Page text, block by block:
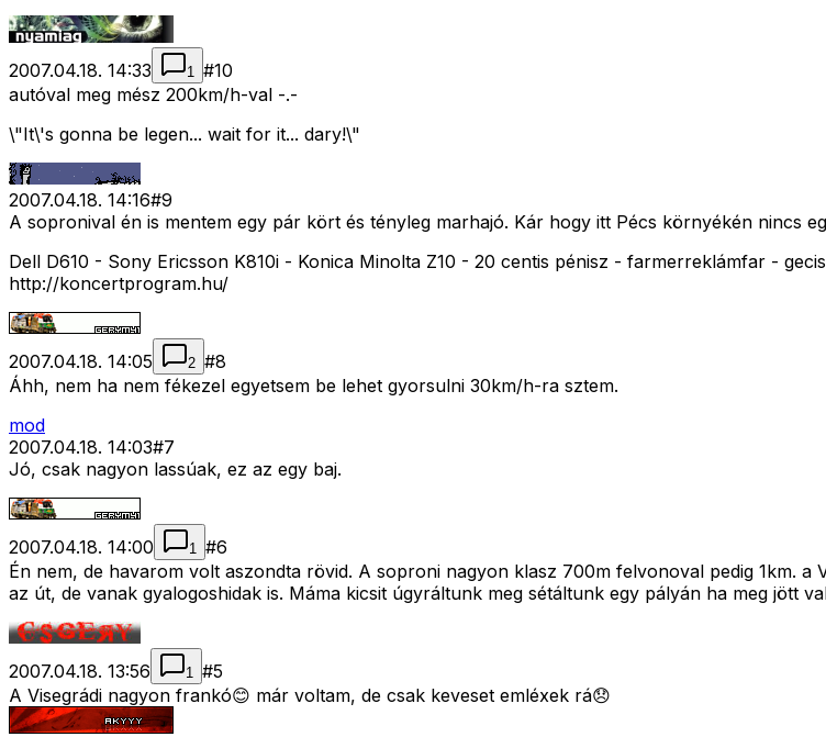
2007.04.18. 14:33 1 #10
autóval meg mész 200km/h-val -.-
\"It\'s gonna be legen... wait for it... dary!\"
2007.04.18. 14:16#9
A sopronival én is mentem egy pár kört és tényleg marhajó. Kár hogy itt Pécs környékén nincs
Dell D610 - Sony Ericsson K810i - Konica Minolta Z10 - 20 centis pénisz - farmerreklámfar -
http://koncertprogram.hu/
2007.04.18. 14:05 2 #8
Áhh, nem ha nem fékezel egyetsem be lehet gyorsulni 30km/h-ra sztem.
mod
2007.04.18. 14:03#7
Jó, csak nagyon lassúak, ez az egy baj.
2007.04.18. 14:00 1 #6
Én nem, de havarom volt aszondta rövid. A soproni nagyon klasz 700m felvonoval pedig 1km.
az út, de vanak gyalogoshidak is. Máma kicsit úgyráltunk meg sétáltunk egy pályán ha meg jött
2007.04.18. 13:56 1 #5
A Visegrádi nagyon frankó😊 már voltam, de csak keveset emléxek rá😞